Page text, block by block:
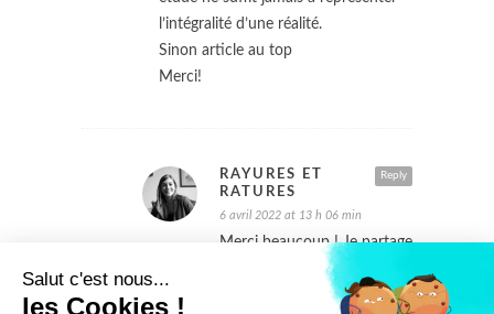
l’intégralité d’une réalité.
Sinon article au top
Merci!
Reply
RAYURES ET
RATURES
6 avril 2022 at 13 h 06 min
Merci beaucoup ! Je partage
ton avis dans le sens où
reconnaître l’existence de
Salut c'est nous...
les Cookies !